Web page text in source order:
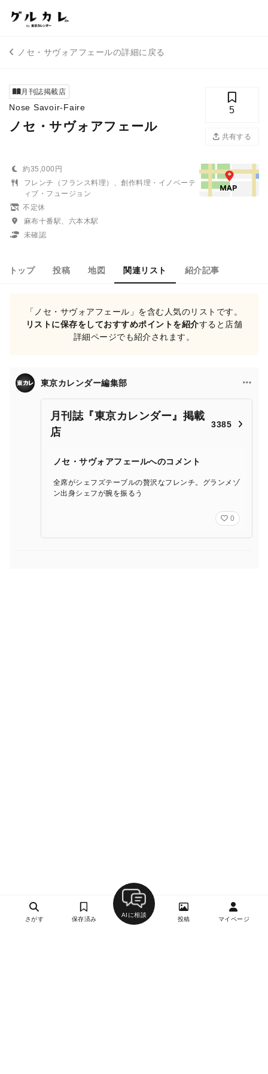
ノセ・サヴォアフェールの詳細に戻る
月刊誌掲載店
Nose Savoir-Faire
ノセ・サヴォアフェール
5
共有する
約35,000円
フレンチ（フランス料理）、創作料理・イノベーテ
ィブ・フュージョン
不定休
麻布十番駅、六本木駅
未確認
トップ 投稿 地図 関連リスト 紹介記事
「ノセ・サヴォアフェール」を含む人気のリストです。
リストに保存をしておすすめポイントを紹介すると店舗
詳細ページでも紹介されます。
東京カレンダー編集部
月刊誌『東京カレンダー』掲載
店
3385
ノセ・サヴォアフェールへのコメント
全席がシェフズテーブルの贅沢なフレンチ。グランメゾ
ン出身シェフが腕を振るう
0
さがす 保存済み
AIに相談
投稿 マイページ